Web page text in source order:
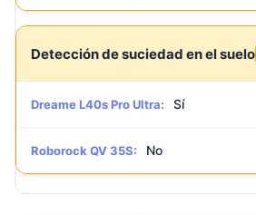
Detección de suciedad en el suelo
Dreame L40s Pro Ultra: Sí
Roborock QV 35S: No